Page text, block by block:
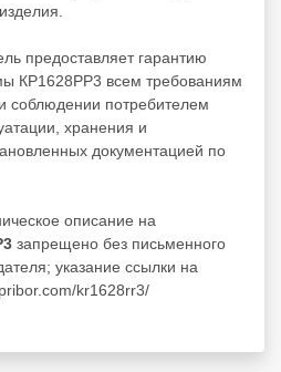
предоставляет гарантию
КР1628РР3 всем требованиям
соблюдении потребителем
хранения и
документацией по
описание на
запрещено без письменного
указание ссылки на
kr1628rr3/